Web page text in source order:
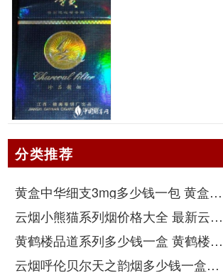
分类推荐
黄盒中华细支3mg多少钱一包 黄盒中华细支3mg香烟价格查询
云烟小熊猫系列烟价格大全 最新云烟小熊猫图片报价
黄鹤楼品道系列多少钱一盒 黄鹤楼品道系列香烟价格表图片
云烟呼伦贝尔天之韵烟多少钱一盒中支价格